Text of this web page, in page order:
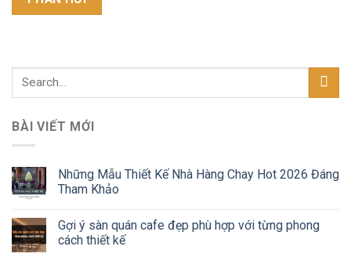
BÀI VIẾT MỚI
Những Mẫu Thiết Kế Nhà Hàng Chay Hot 2026 Đáng
Tham Khảo
Gợi ý sàn quán cafe đẹp phù hợp với từng phong
cách thiết kế